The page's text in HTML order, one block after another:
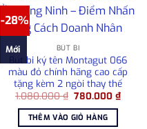
-28%
Mới BÚT BI
Bút bi ký tên Montagut 066
màu đỏ chính hãng cao cấp
tặng kèm 2 ngòi thay thế
1.080.000₫ Giá
là:
1.080.000 ₫.
780.000₫Giá
hiện
THÊM VÀO GIỎ HÀNG